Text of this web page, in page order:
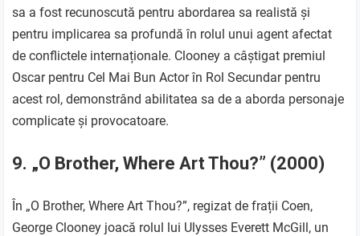
sa a fost recunoscută pentru abordarea sa realistă și
pentru implicarea sa profundă în rolul unui agent afectat
de conflictele internaționale. Clooney a câștigat premiul
Oscar pentru Cel Mai Bun Actor în Rol Secundar pentru
acest rol, demonstrând abilitatea sa de a aborda personaje
complicate și provocatoare.
9. „O Brother, Where Art Thou?” (2000)
În „O Brother, Where Art Thou?”, regizat de frații Coen,
George Clooney joacă rolul lui Ulysses Everett McGill, un